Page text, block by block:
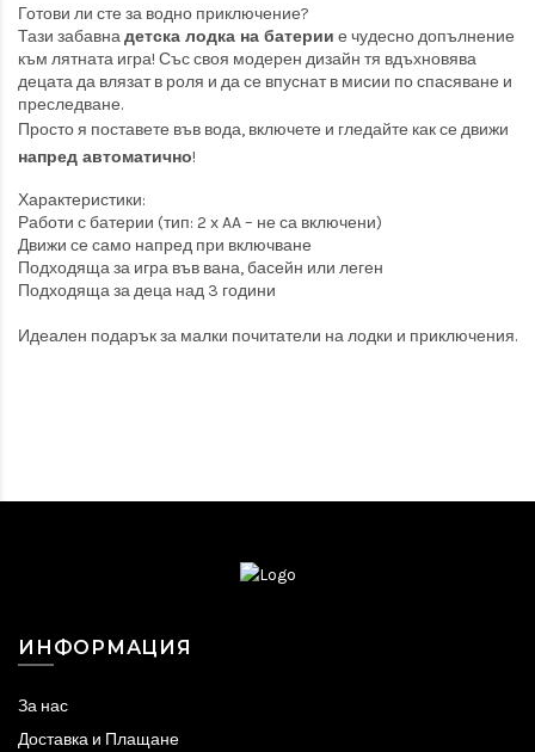
Готови ли сте за водно приключение?
Тази забавнадетска лодка на батерии е чудесно допълнение
към лятната игра! Със своя модерен дизайн тя вдъхновява
децата да влязат в роля и да се впуснат в мисии по спасяване и
преследване.
Просто я поставете във вода, включете и гледайте как се движи
напред автоматично!
Характеристики:
Работи с батерии (тип: 2 x AA – не са включени)
Движи се само напред при включване
Подходяща за игра във вана, басейн или леген
Подходяща за деца над 3 години
Идеален подарък за малки почитатели на лодки и приключения.
ИНФОРМАЦИЯ
За нас
Доставка и Плащане